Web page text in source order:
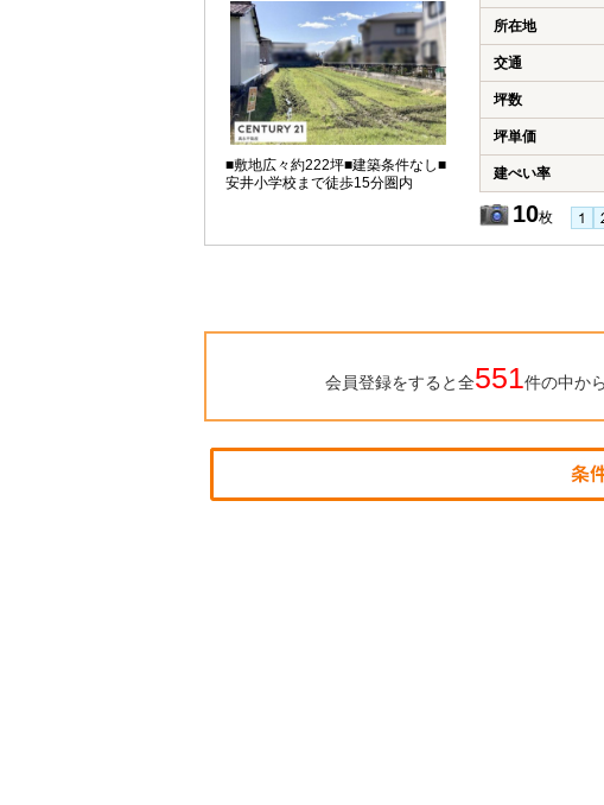
■敷地広々約222坪■建築条件なし■
安井小学校まで徒歩15分圏内
所在地
交通
坪数
坪単価
建ぺい率
10枚
会員登録をすると全551件の中か